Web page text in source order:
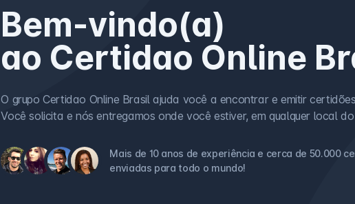
Bem-vindo(a)
ao Certidao Online
O grupo Certidao Online Brasil ajuda você a encontrar e emitir
Você solicita e nós entregamos onde você estiver, em qualquer local
Mais de 10 anos de experiência e cerca de 50.000
enviadas para todo o mundo!